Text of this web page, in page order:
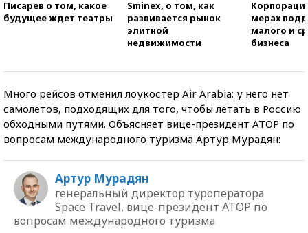
Писарев о том, какое
будущее ждет театры
Sminex, о том, как
развивается рынок
элитной
недвижимости
мерах
малого и
бизнеса
Много рейсов отменил лоукостер Air Arabia: у него нет
самолетов, подходящих для того, чтобы летать в Россию
обходными путями. Объясняет вице-президент АТОР по
вопросам международного туризма Артур Мурадян:
Артур Мурадян
генеральный директор туроператора
Space Travel, вице-президент АТОР по
вопросам международного туризма